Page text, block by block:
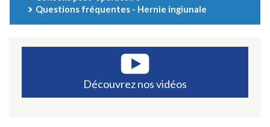
Questions fréquentes - Hernie ingiunale
Découvrez nos vidéos